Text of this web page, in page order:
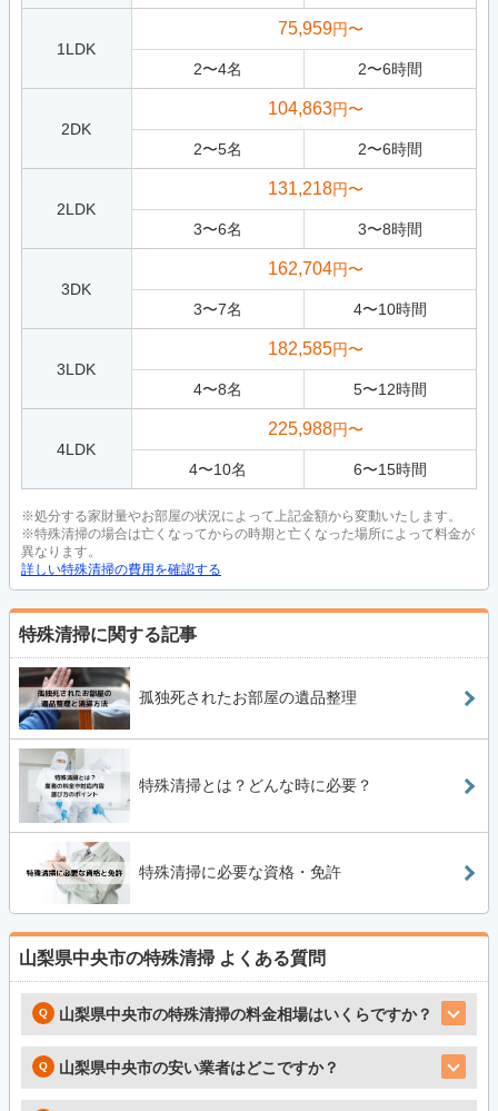
1LDK
75,959円〜
2〜4名 2〜6時間
2DK
104,863円〜
2〜5名 2〜6時間
2LDK
131,218円〜
3〜6名 3〜8時間
3DK
162,704円〜
3〜7名 4〜10時間
3LDK
182,585円〜
4〜8名 5〜12時間
4LDK
225,988円〜
4〜10名 6〜15時間
※処分する家財量やお部屋の状況によって上記金額から変動いたします。
※特殊清掃の場合は亡くなってからの時期と亡くなった場所によって料金が
異なります。
詳しい特殊清掃の費用を確認する
特殊清掃に関する記事
孤独死されたお部屋の遺品整理
特殊清掃とは？どんな時に必要？
特殊清掃に必要な資格・免許
山梨県中央市の特殊清掃 よくある質問
山梨県中央市の特殊清掃の料金相場はいくらですか？
山梨県中央市の安い業者はどこですか？